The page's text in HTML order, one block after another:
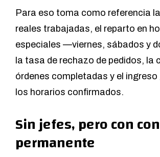
Para eso toma como referencia
reales trabajadas, el reparto en
especiales —viernes, sábados y
la tasa de rechazo de pedidos, la
órdenes completadas y el ingreso
los horarios confirmados.
Sin jefes, pero con
permanente